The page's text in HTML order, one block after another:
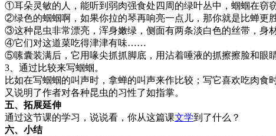
①耳朵灵敏的人，能听到弱肉强食处四周的绿叶丛中，蝈蝈在窃窃
②绿色的蝈蝈啊，如果你拉的琴再响亮一点儿，那你就是比蝉更
③这种昆虫非常漂亮，浑身嫩绿，侧面有两条淡白色的丝带，身
④它们对这道菜吃得津津有味……
⑤嗉囊装满后，它用喙尖抓抓脚底，用沾着唾液的抓擦擦脸和
3、通过比较来写蝈蝈。
比如在写蝈蝈的叫声时，拿蝉的叫声来作比较；写它喜欢吃肉
又说明了作者对各种昆虫的习性了如指掌。
五、拓展延伸
通过这节课的学习，说说看，你从这篇课文学到了什么？
六、小结